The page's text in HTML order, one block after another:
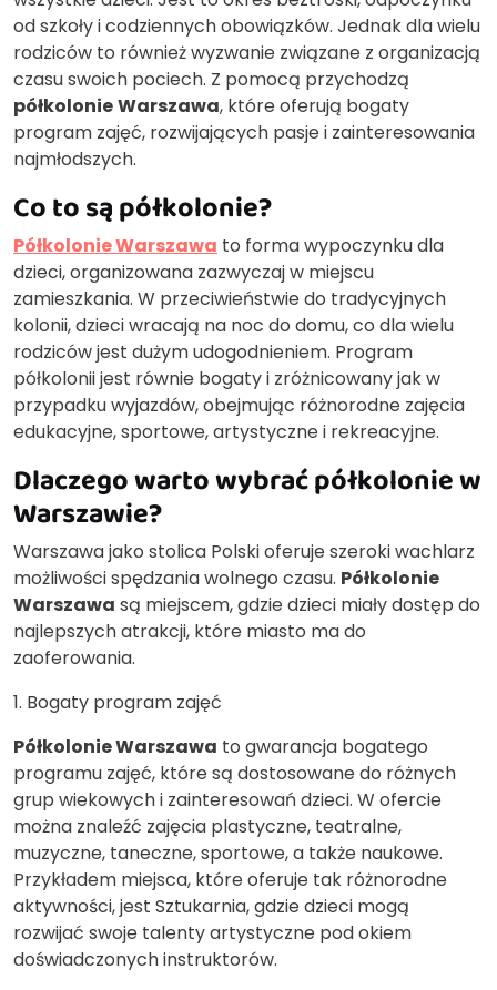
od szkoły i codziennych obowiązków. Jednak dla wielu
rodziców to również wyzwanie związane z organizacją
czasu swoich pociech. Z pomocą przychodzą
półkolonieWarszawa, które oferują bogaty
program zajęć, rozwijających pasje i zainteresowania
najmłodszych.
Co to są półkolonie?
Półkolonie Warszawa to forma wypoczynku dla
dzieci, organizowana zazwyczaj w miejscu
zamieszkania. W przeciwieństwie do tradycyjnych
kolonii, dzieci wracają na noc do domu, co dla wielu
rodziców jest dużym udogodnieniem. Program
półkolonii jest równie bogaty i zróżnicowany jak w
przypadku wyjazdów, obejmując różnorodne zajęcia
edukacyjne, sportowe, artystyczne i rekreacyjne.
Dlaczego warto wybrać półkolonie w
Warszawie?
Warszawa jako stolica Polski oferuje szeroki wachlarz
możliwości spędzania wolnego czasu. Półkolonie
Warszawa są miejscem, gdzie dzieci miały dostęp do
najlepszych atrakcji, które miasto ma do
zaoferowania.
1. Bogaty program zajęć
Półkolonie Warszawa to gwarancja bogatego
programu zajęć, które są dostosowane do różnych
grup wiekowych i zainteresowań dzieci. W ofercie
można znaleźć zajęcia plastyczne, teatralne,
muzyczne, taneczne, sportowe, a także naukowe.
Przykładem miejsca, które oferuje tak różnorodne
aktywności, jest Sztukarnia, gdzie dzieci mogą
rozwijać swoje talenty artystyczne pod okiem
doświadczonych instruktorów.